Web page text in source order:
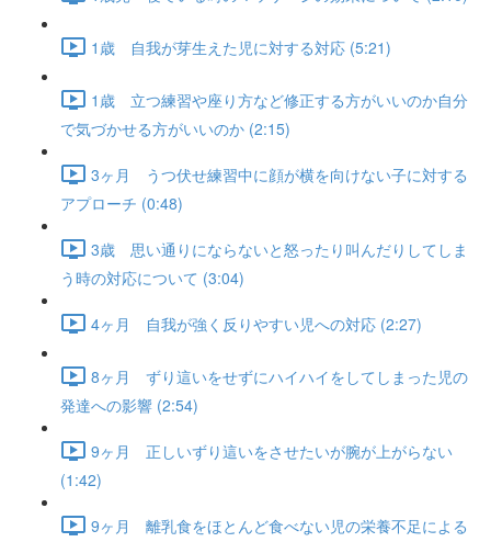
1歳 自我が芽生えた児に対する対応 (5:21)
1歳 立つ練習や座り方など修正する方がいいのか自分
で気づかせる方がいいのか (2:15)
3ヶ月 うつ伏せ練習中に顔が横を向けない子に対する
アプローチ (0:48)
3歳 思い通りにならないと怒ったり叫んだりしてしま
う時の対応について (3:04)
4ヶ月 自我が強く反りやすい児への対応 (2:27)
8ヶ月 ずり這いをせずにハイハイをしてしまった児の
発達への影響 (2:54)
9ヶ月 正しいずり這いをさせたいが腕が上がらない
(1:42)
9ヶ月 離乳食をほとんど食べない児の栄養不足による